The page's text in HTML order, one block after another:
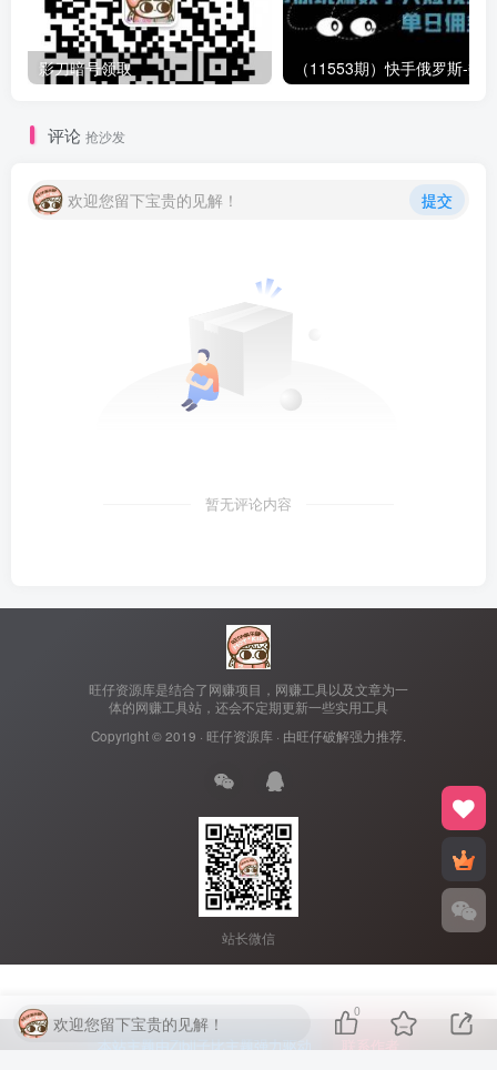
影刀暗号领取
评论 抢沙发
欢迎您留下宝贵的见解！ 提交
暂无评论内容
旺仔资源库是结合了网赚项目，网赚工具以及文章为一
体的网赚工具站，还会不定期更新一些实用工具
Copyright © 2019 · 旺仔资源库 · 由旺仔破解强力推荐.
站长微信
欢迎您留下宝贵的见解！
0
本站主题由Zibll子比主题强力驱动 联系作者